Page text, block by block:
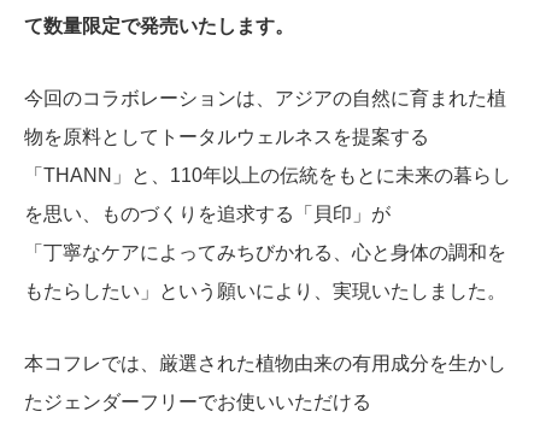
て数量限定で発売いたします。
今回のコラボレーションは、アジアの自然に育まれた植
物を原料としてトータルウェルネスを提案する
「THANN」と、110年以上の伝統をもとに未来の暮らし
を思い、ものづくりを追求する「貝印」が
「丁寧なケアによってみちびかれる、心と身体の調和を
もたらしたい」という願いにより、実現いたしました。
本コフレでは、厳選された植物由来の有用成分を生かし
たジェンダーフリーでお使いいただける